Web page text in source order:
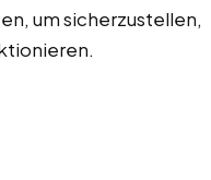
um sicherzustellen,